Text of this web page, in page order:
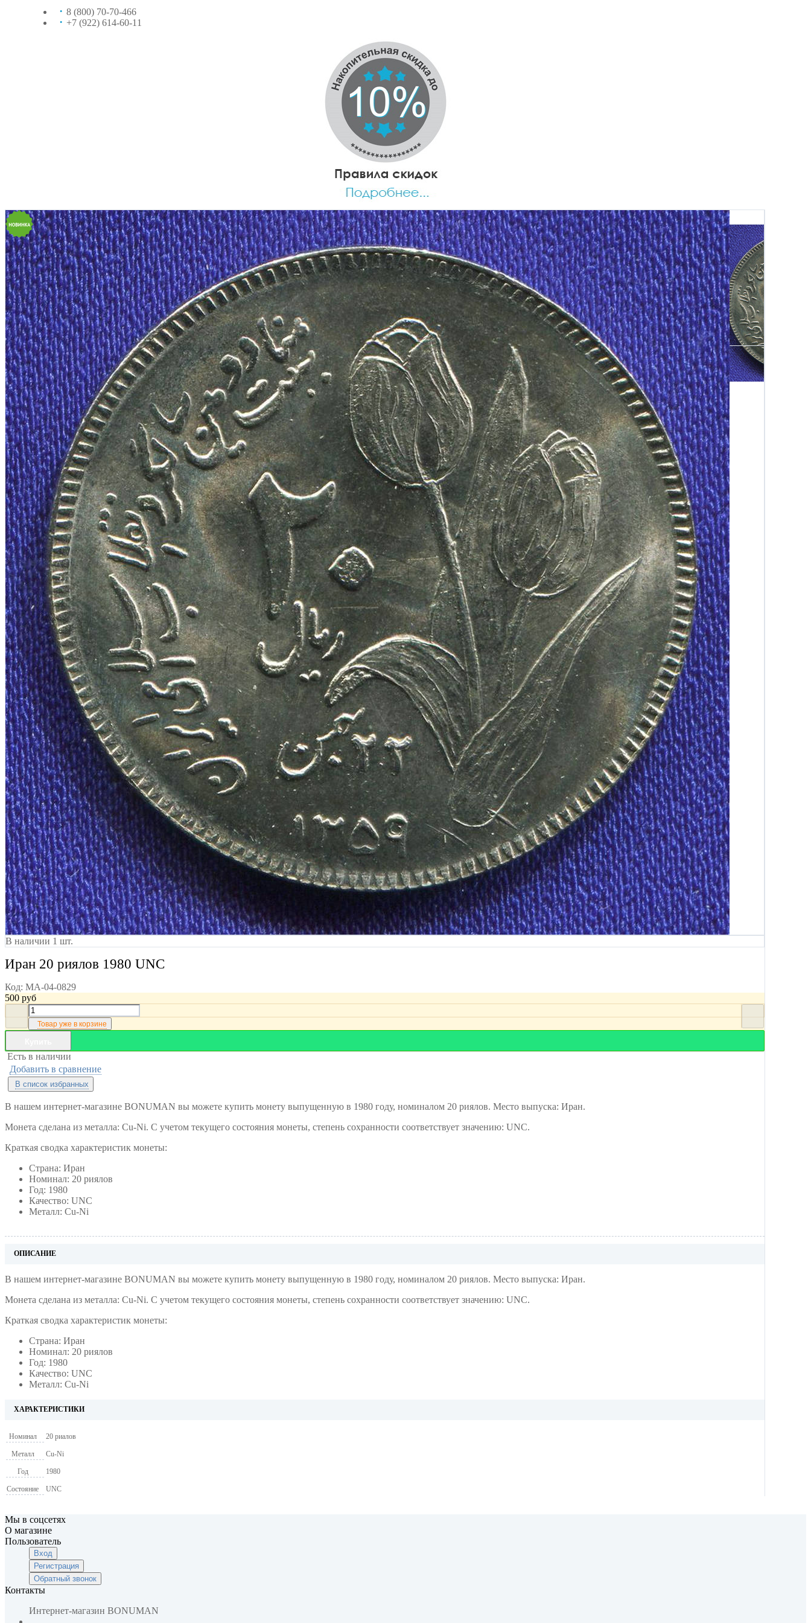
8 (800) 70-70-466
+7 (922) 614-60-11
В наличии 1 шт.
Иран 20 риялов 1980 UNC
Код: MA-04-0829
500 руб
Товар уже в корзине
Есть в наличии
Добавить в сравнение
В список избранных
В нашем интернет-магазине BONUMAN вы можете купить монету выпущенную в 1980 году, номиналом 20 риялов. Место выпуска: Иран.
Монета сделана из металла: Cu-Ni. С учетом текущего состояния монеты, степень сохранности соответствует значению: UNC.
Краткая сводка характеристик монеты:
Страна: Иран
Номинал: 20 риялов
Год: 1980
Качество: UNC
Металл: Cu-Ni
ОПИСАНИЕ
В нашем интернет-магазине BONUMAN вы можете купить монету выпущенную в 1980 году, номиналом 20 риялов. Место выпуска: Иран.
Монета сделана из металла: Cu-Ni. С учетом текущего состояния монеты, степень сохранности соответствует значению: UNC.
Краткая сводка характеристик монеты:
Страна: Иран
Номинал: 20 риялов
Год: 1980
Качество: UNC
Металл: Cu-Ni
ХАРАКТЕРИСТИКИ
Номинал 20 риалов
Металл Cu-Ni
Год 1980
Состояние UNC
Мы в соцсетях
О магазине
Пользователь
Вход
Регистрация
Обратный звонок
Контакты
Интернет-магазин BONUMAN